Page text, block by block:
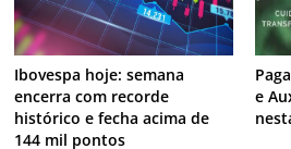
Ibovespa hoje: semana
encerra com recorde
histórico e fecha acima de
144 mil pontos
e